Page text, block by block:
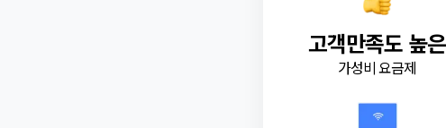
고객만족도 높은
가성비 요금제